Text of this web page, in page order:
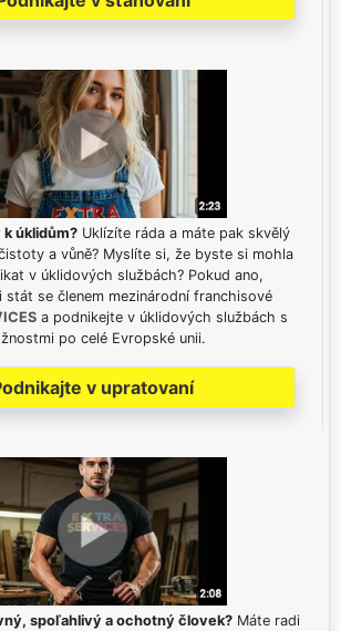
úklidům? Uklízíte ráda a máte pak skvělý
a vůně? Myslíte si, že byste si mohla
v úklidových službách? Pokud ano,
se členem mezinárodní franchisové
a podnikejte v úklidových službách s
po celé Evropské unii.
v upratovaní
spoľahlivý a ochotný človek? Máte radi